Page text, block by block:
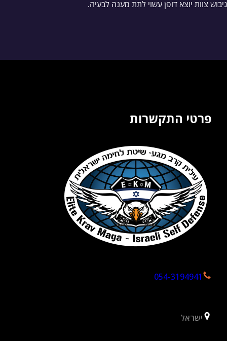
גיבוש צוות יוצא דופן עשוי לתת מענה לבעיה.
פרטי התקשרות
054-3194941
ישראל